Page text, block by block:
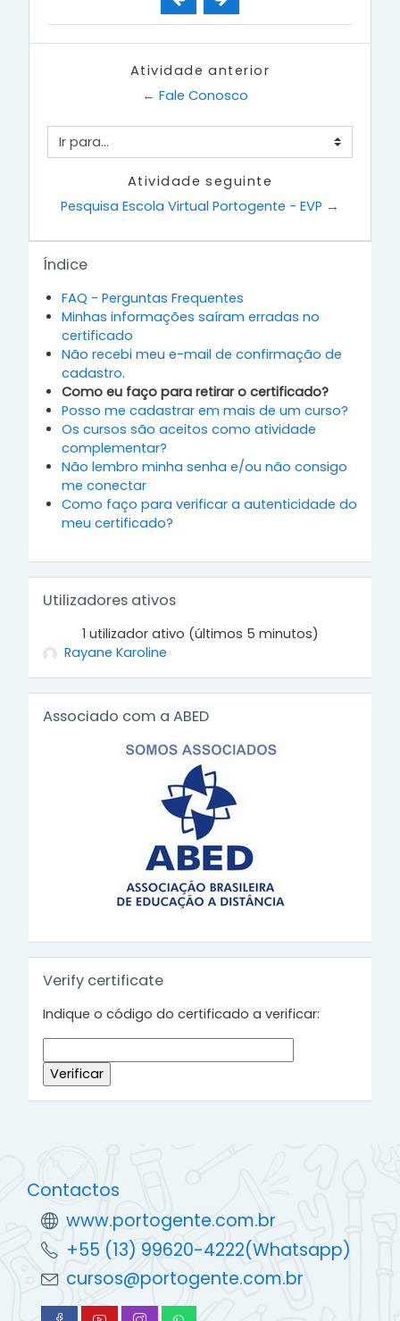
Atividade anterior
← Fale Conosco
Ir para...
Atividade seguinte
Pesquisa Escola Virtual Portogente - EVP →
Índice
FAQ - Perguntas Frequentes
Minhas informações saíram erradas no
certificado
Não recebi meu e-mail de confirmação de
cadastro.
Como eu faço para retirar o certificado?
Posso me cadastrar em mais de um curso?
Os cursos são aceitos como atividade
complementar?
Não lembro minha senha e/ou não consigo
me conectar
Como faço para verificar a autenticidade do
meu certificado?
Utilizadores ativos
1 utilizador ativo (últimos 5 minutos)
Rayane Karoline
Associado com a ABED
Verify certificate
Indique o código do certificado a verificar:
Contactos
www.portogente.com.br
+55 (13) 99620-4222(Whatsapp)
cursos@portogente.com.br